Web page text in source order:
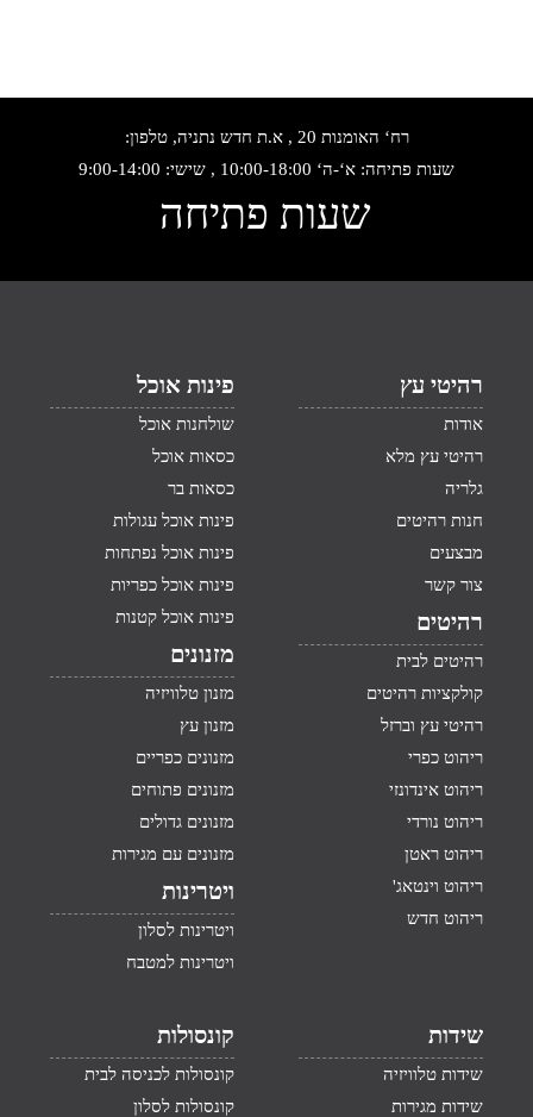
רח‘ האומנות 20 , א.ת חדש נתניה, טלפון:
שעות פתיחה: א‘-ה‘ 10:00-18:00 , שישי: 9:00-14:00
שעות פתיחה
רהיטי עץ
אודות
רהיטי עץ מלא
גלריה
חנות רהיטים
מבצעים
צור קשר
רהיטים
רהיטים לבית
קולקציות רהיטים
רהיטי עץ וברזל
ריהוט כפרי
ריהוט אינדונזי
ריהוט נורדי
ריהוט ראטן
ריהוט וינטאג'
ריהוט חדש
פינות אוכל
שולחנות אוכל
כסאות אוכל
כסאות בר
פינות אוכל עגולות
פינות אוכל נפתחות
פינות אוכל כפריות
פינות אוכל קטנות
מזנונים
מזנון טלוויזיה
מזנון עץ
מזנונים כפריים
מזנונים פתוחים
מזנונים גדולים
מזנונים עם מגירות
ויטרינות
ויטרינות לסלון
ויטרינות למטבח
שידות
שידות טלוויזיה
שידות מגירות
קונסולות
קונסולות לכניסה לבית
קונסולות לסלון